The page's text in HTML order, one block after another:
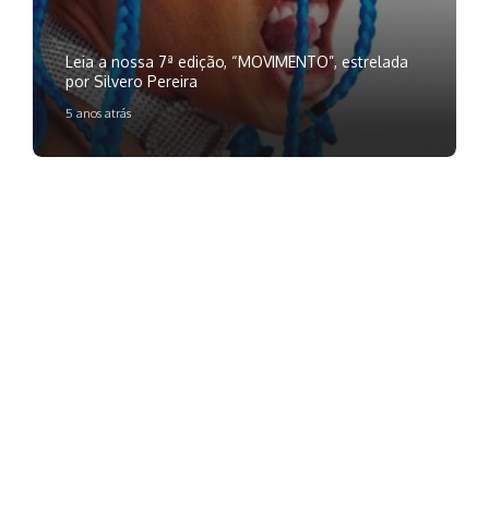
Leia a nossa 7ª edição, “MOVIMENTO”, estrelada
por Silvero Pereira
5 anos atrás